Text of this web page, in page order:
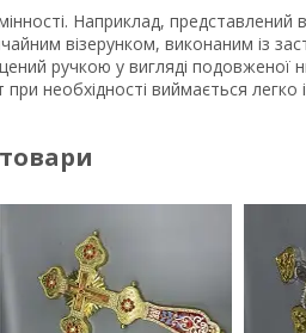
Наприклад, представлений
візерунком, виконаним із
ручкою у вигляді подовженої
необхідності виймається легко